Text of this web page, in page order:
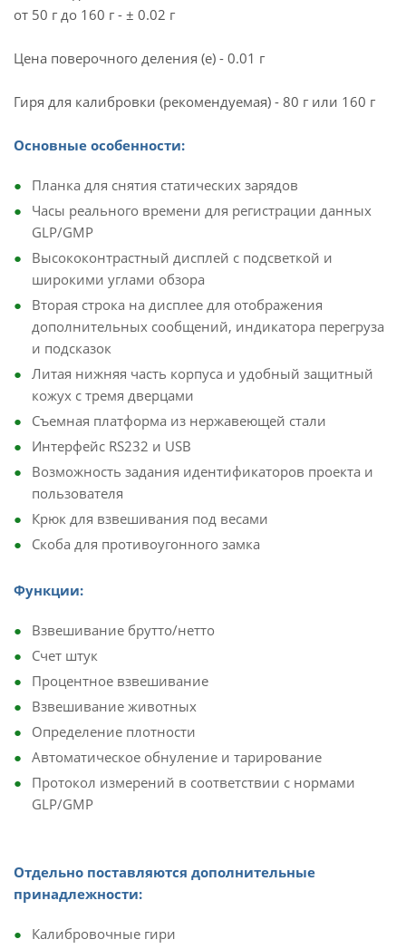
от 50 г до 160 г - ± 0.02 г
Цена поверочного деления (e) - 0.01 г
Гиря для калибровки (рекомендуемая) - 80 г или 160 г
Основные особенности:
Планка для снятия статических зарядов
Часы реального времени для регистрации данных
GLP/GMP
Высококонтрастный дисплей с подсветкой и
широкими углами обзора
Вторая строка на дисплее для отображения
дополнительных сообщений, индикатора перегруза
и подсказок
Литая нижняя часть корпуса и удобный защитный
кожух с тремя дверцами
Съемная платформа из нержавеющей стали
Интерфейс RS232 и USB
Возможность задания идентификаторов проекта и
пользователя
Крюк для взвешивания под весами
Скоба для противоугонного замка
​Функции:
Взвешивание брутто/нетто
Счет штук
Процентное взвешивание
Взвешивание животных
Определение плотности
Автоматическое обнуление и тарирование
Протокол измерений в соответствии с нормами
GLP/GMP
Отдельно поставляются дополнительные
принадлежности:
Калибровочные гири